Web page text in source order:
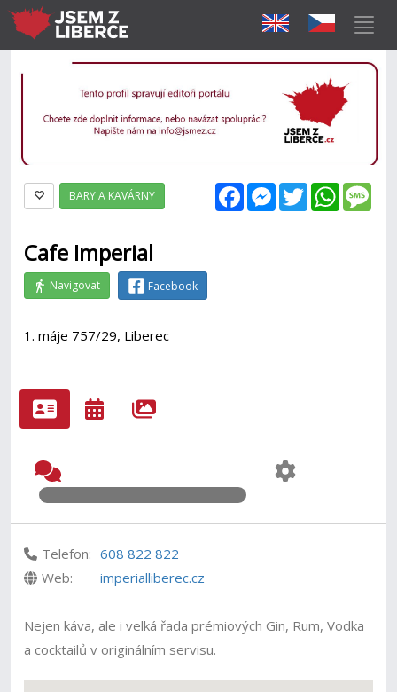
FacebookMessenger
Twitter
BARY A KAVÁRNY
Cafe Imperial
Navigovat Facebook
1. máje 757/29, Liberec
Telefon: 608 822 822
Web:
imperialliberec.cz
Nejen káva, ale i velká řada prémiových Gin, Rum, Vodka
a cocktailů v originálním servisu.